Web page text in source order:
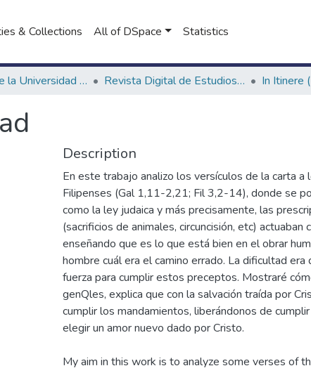
& Collections All of DSpace Statistics
Revistas de la Universidad FASTA Revista Digital de Estudios Humanísticos In Itinere
Description
En este trabajo analizo los versículos de la carta a
Filipenses (Gal 1,11-2,21; Fil 3,2-14), donde se
como la ley judaica y más precisamente, las
(sacrificios de animales, circuncisión, etc) actuaban
enseñando que es lo que está bien en el obrar
hombre cuál era el camino errado. La dificultad
fuerza para cumplir estos preceptos. Mostraré
genQles, explica que con la salvación traída por
cumplir los mandamientos, liberándonos de
My aim in this work is to analyze some verses of